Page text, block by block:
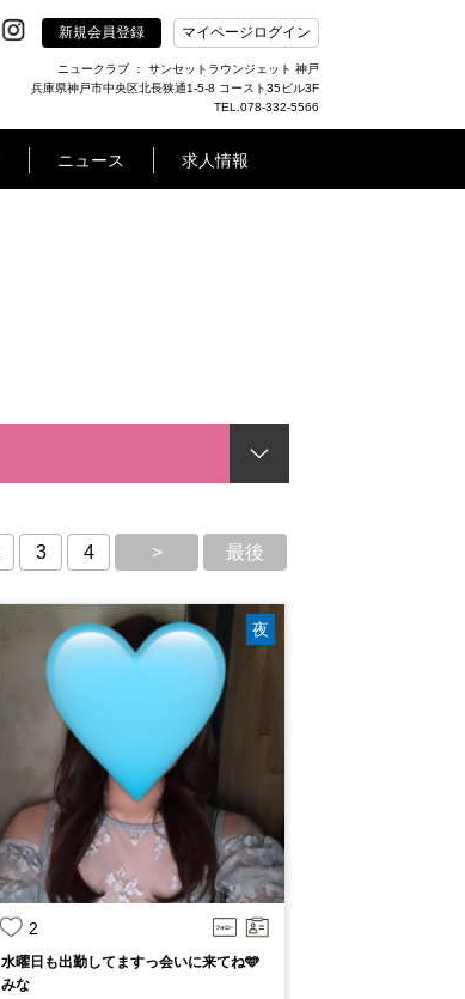
新規会員登録 マイページログイン
ニュークラブ ： サンセットラウンジェット 神戸
兵庫県神戸市中央区北長狭通1-5-8 コースト35ビル3F
TEL.078-332-5566
ニュース 求人情報
3 4 > 最後
2
夜
水曜日も出勤してますっ会いに来てね🩵
みな